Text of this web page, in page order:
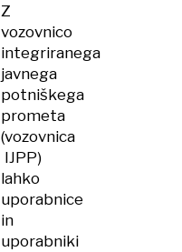
Z
vozovnico
integriranega
javnega
potniškega
prometa
(vozovnica​
IJPP)
lahko
uporabnice
in
uporabniki